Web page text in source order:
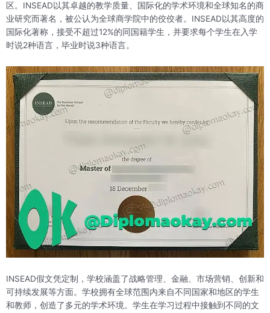
区。INSEAD以其卓越的教学质量、国际化的学术环境和全球知名的商
业研究而著名，被公认为全球商学院中的佼佼者。INSEAD以其高度的
国际化著称，接受不超过12%的同国籍学生，并要求每个学生在入学
时说2种语言，毕业时说3种语言。
INSEAD假文凭定制，学校涵盖了战略管理、金融、市场营销、创新和
可持续发展等方面。学校拥有全球范围内来自不同国家和地区的学生
和教师，创造了多元的学术环境。学生在学习过程中接触到不同的文